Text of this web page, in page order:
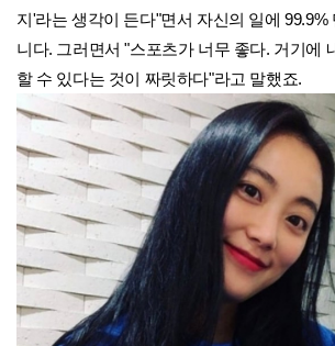
지'라는 생각이 든다"면서 자신의 일에 99.9%
니다. 그러면서 "스포츠가 너무 좋다. 거기에
할 수 있다는 것이 짜릿하다"라고 말했죠.